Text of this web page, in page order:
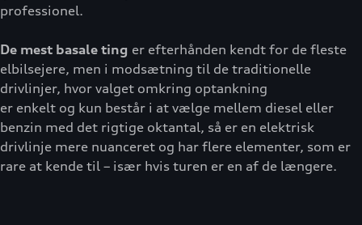
professionel.
De mest basale ting er efterhånden kendt for de fleste
elbilsejere, men i modsætning til de traditionelle
drivlinjer, hvor valget omkring optankning
er enkelt og kun består i at vælge mellem diesel eller
benzin med det rigtige oktantal, så er en elektrisk
drivlinje mere nuanceret og har flere elementer, som er
rare at kende til – især hvis turen er en af de længere.